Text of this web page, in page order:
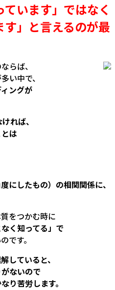
います」ではなく
」と言えるのが最
らば、
い中で、
ングが
れば、
は
にしたもの）の相関関係に、
をつかむ時に
なく知ってる」で
のです。
していると、
ないので
り苦労します。